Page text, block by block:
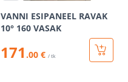
VANNI ESIPANEEL RAVAK
10° 160 VASAK
171 .00 € / tk